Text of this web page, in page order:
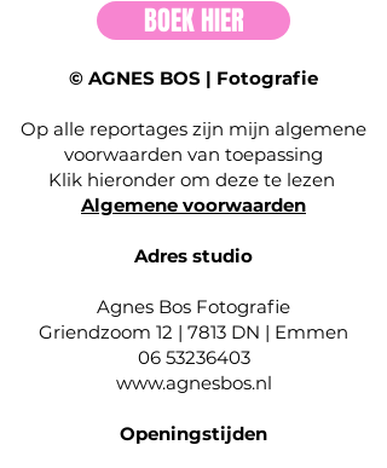
BOEK HIER
© AGNES BOS | Fotografie
Op alle reportages zijn mijn algemene
voorwaarden van toepassing
Klik hieronder om deze te lezen
Algemene voorwaarden
Adres studio
Agnes Bos Fotografie
Griendzoom 12 | 7813 DN | Emmen
06 53236403
www.agnesbos.nl
Openingstijden